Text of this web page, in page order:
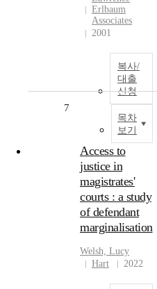
Erlbaum
Associates
2001
복사/
대출
신청
목차
보기
7
Access to
justice in
magistrates'
courts : a study
of defendant
marginalisation
Welsh, Lucy
Hart
2022